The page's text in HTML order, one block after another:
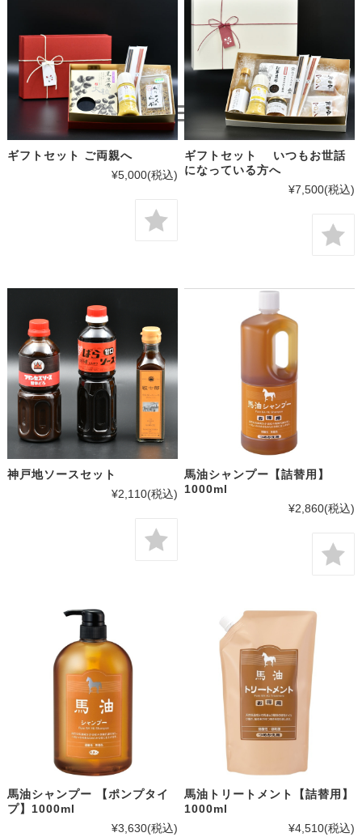
ギフトセット ご両親へ
¥5,000(税込)
ギフトセット いつもお世話
になっている方へ
¥7,500(税込)
神戸地ソースセット
¥2,110(税込)
馬油シャンプー【詰替用】
1000ml
¥2,860(税込)
馬油シャンプー 【ポンプタイ
プ】1000ml
¥3,630(税込)
馬油トリートメント【詰替用】
1000ml
¥4,510(税込)